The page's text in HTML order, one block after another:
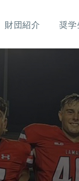
財団紹介 奨学